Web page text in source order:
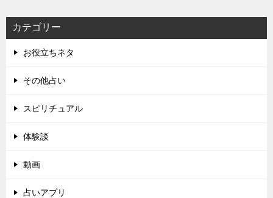
カテゴリー
お役立ちネタ
その他占い
スピリチュアル
体験談
動画
占いアプリ